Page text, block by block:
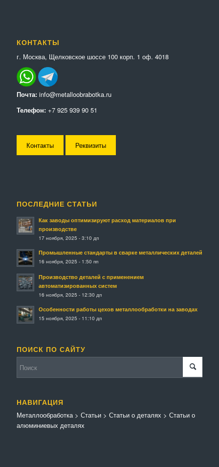
КОНТАКТЫ
г. Москва, Щелковское шоссе 100 корп. 1 оф. 4018
Почта: info@metalloobrabotka.ru
Телефон: +7 925 939 90 51
Контакты Реквизиты
ПОСЛЕДНИЕ СТАТЬИ
Как заводы оптимизируют расход материалов при
производстве
17 ноября, 2025 - 3:10 дп
Промышленные стандарты в сварке металлических деталей
16 ноября, 2025 - 1:50 пп
Производство деталей с применением
автоматизированных систем
16 ноября, 2025 - 12:30 дп
Особенности работы цехов металлообработки на заводах
15 ноября, 2025 - 11:10 дп
ПОИСК ПО САЙТУ
НАВИГАЦИЯ
Металлообработка> Статьи> Статьи о деталях > Статьи о
алюминиевых деталях